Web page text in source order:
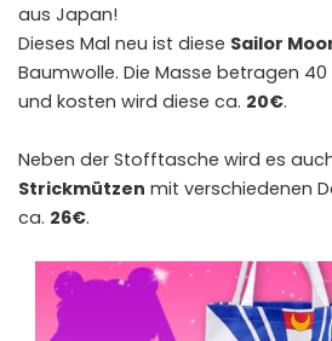
aus Japan!
Dieses Mal neu ist diese Sailor
Baumwolle. Die Masse betragen
und kosten wird diese ca. 20€.
Neben der Stofftasche wird es
Strickmützen mit verschiedenen
ca. 26€.